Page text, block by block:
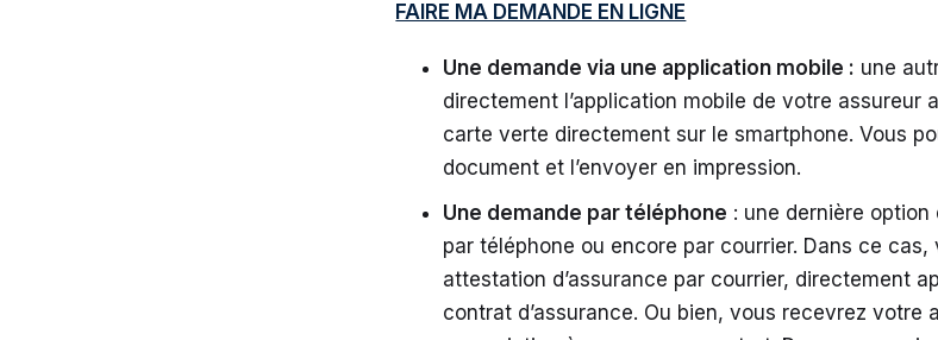
FAIRE MA DEMANDE EN LIGNE
Une demande via une application mobile : une
directement l’application mobile de votre assureur
carte verte directement sur le smartphone. Vous
document et l’envoyer en impression.
Une demande par téléphone : une dernière
par téléphone ou encore par courrier. Dans ce
attestation d’assurance par courrier, directement
contrat d’assurance. Ou bien, vous recevrez votre